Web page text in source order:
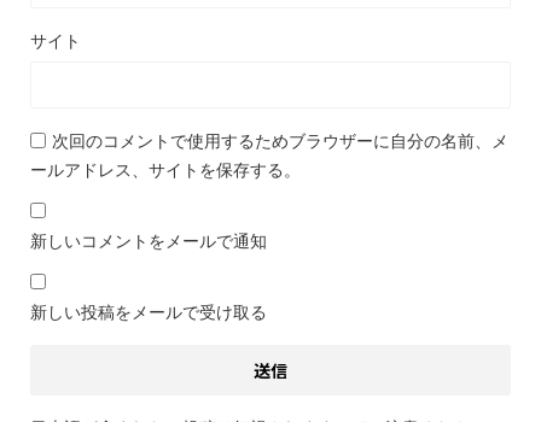
サイト
次回のコメントで使用するためブラウザーに自分の名前、メ
ールアドレス、サイトを保存する。
新しいコメントをメールで通知
新しい投稿をメールで受け取る